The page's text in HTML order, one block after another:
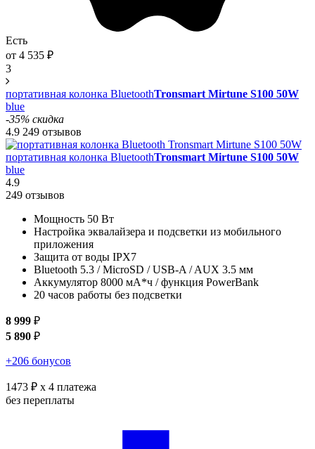
Есть
от 4 535 ₽
3
портативная колонка BluetoothTronsmart Mirtune S100 50W
blue
-35% скидка
4.9 249 отзывов
портативная колонка BluetoothTronsmart Mirtune S100 50W
blue
4.9
249 отзывов
Мощность 50 Вт
Настройка эквалайзера и подсветки из мобильного
приложения
Защита от воды IPX7
Bluetooth 5.3 / MicroSD / USB-A / AUX 3.5 мм
Аккумулятор 8000 мА*ч / функция PowerBank
20 часов работы без подсветки
8 999 ₽
5 890 ₽
+206 бонусов
1473 ₽ x 4 платежа
без переплаты